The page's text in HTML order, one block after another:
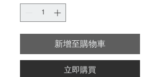
新增至購物車
立即購買